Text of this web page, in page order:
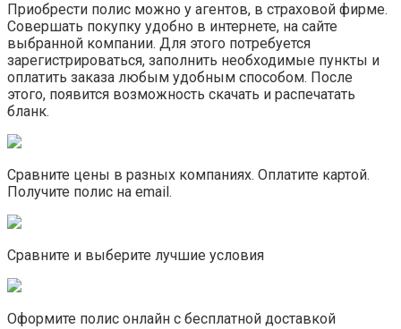
Приобрести полис можно у агентов, в страховой фирме.
Совершать покупку удобно в интернете, на сайте
выбранной компании. Для этого потребуется
зарегистрироваться, заполнить необходимые пункты и
оплатить заказа любым удобным способом. После
этого, появится возможность скачать и распечатать
бланк.
Сравните цены в разных компаниях. Оплатите картой.
Получите полис на email.
Сравните и выберите лучшие условия
Оформите полис онлайн с бесплатной доставкой